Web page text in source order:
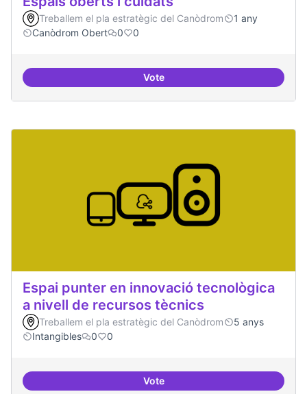
Treballem el pla estratègic del Canòdrom
1 any
Canòdrom Obert
0 0
VoteEspais oberts i cuidats
Espai punter en innovació tecnològica
a nivell de recursos tècnics
Treballem el pla estratègic del Canòdrom
5 anys
Intangibles
0 0
VoteEspai punter en innovació